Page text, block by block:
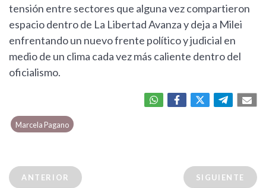
tensión entre sectores que alguna vez compartieron
espacio dentro de La Libertad Avanza y deja a Milei
enfrentando un nuevo frente político y judicial en
medio de un clima cada vez más caliente dentro del
oficialismo.
Marcela Pagano
ANTERIOR SIGUIENTE